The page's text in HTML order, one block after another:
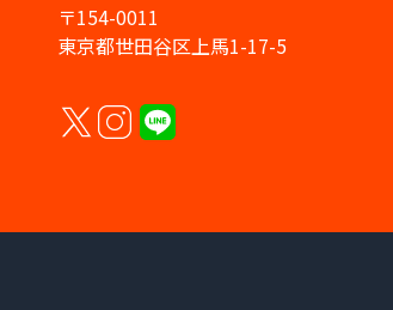
〒154-0011
東京都世田谷区上馬1-17-5